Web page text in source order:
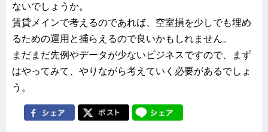
ないでしょうか。
賃貸メインで考えるのであれば、空室損を少しでも埋め
るための運用と捕らえるので良いかもしれません。
まだまだ先例やデータが少ないビジネスですので、まず
はやってみて、やりながら考えていく必要があるでしょ
う。